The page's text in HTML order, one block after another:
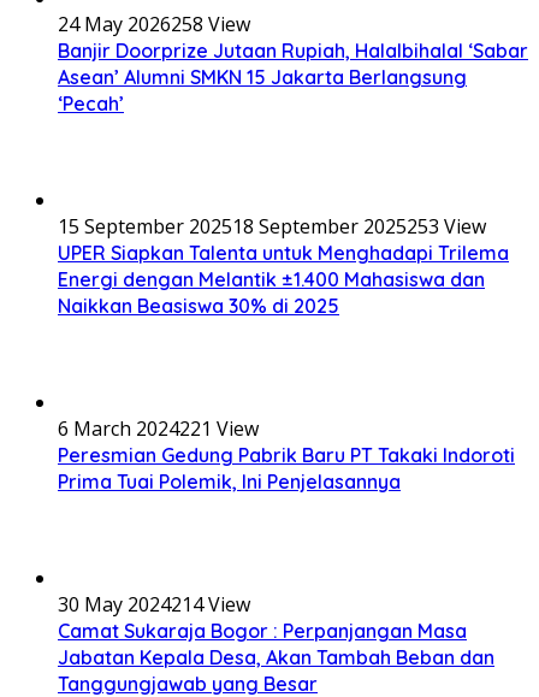
24 May 2026258 View
Banjir Doorprize Jutaan Rupiah, Halalbihalal ‘Sabar
Asean’ Alumni SMKN 15 Jakarta Berlangsung
‘Pecah’
15 September 202518 September 2025253 View
UPER Siapkan Talenta untuk Menghadapi Trilema
Energi dengan Melantik ±1.400 Mahasiswa dan
Naikkan Beasiswa 30% di 2025
6 March 2024221 View
Peresmian Gedung Pabrik Baru PT Takaki Indoroti
Prima Tuai Polemik, Ini Penjelasannya
30 May 2024214 View
Camat Sukaraja Bogor : Perpanjangan Masa
Jabatan Kepala Desa, Akan Tambah Beban dan
Tanggungjawab yang Besar